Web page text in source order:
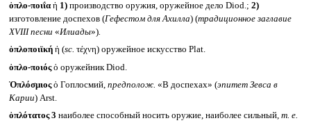
ὁπλο-ποιΐα ἡ 1)производство оружия, оружейное дело Diod.; 2)
изготовление доспехов (Гефестом для Ахилла) (традиционное заглавие
XVIII песни «Илиады»).
ὁπλοποιϊκή ἡ (sc. τέχνη) оружейное искусство Plat.
ὁπλο-ποιόςὁ оружейник Diod.
Ὁπλόσμιοςὁ Гоплосмий, предполож. «В доспехах» (эпитет Зевса в
Карии) Arst.
ὁπλότατος 3 наиболее способный носить оружие, наиболее сильный,т. е.